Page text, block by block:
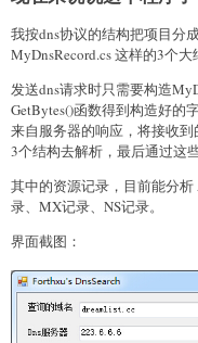
我按dns协议的结构把项目分成
MyDnsRecord.cs 这样的3个大
发送dns请求时只需要构造
GetBytes()函数得到构造好的
来自服务器的响应，将接收到
3个结构去解析，最后通过这
其中的资源记录，目前能分
录、MX记录、NS记录。
界面截图：